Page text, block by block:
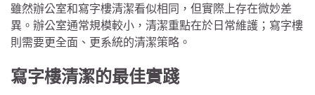
雖然辦公室和寫字樓清潔看似相同，但實際上存在微妙差
異。辦公室通常規模較小，清潔重點在於日常維護；寫字樓
則需要更全面、更系統的清潔策略。
寫字樓清潔的最佳實踐